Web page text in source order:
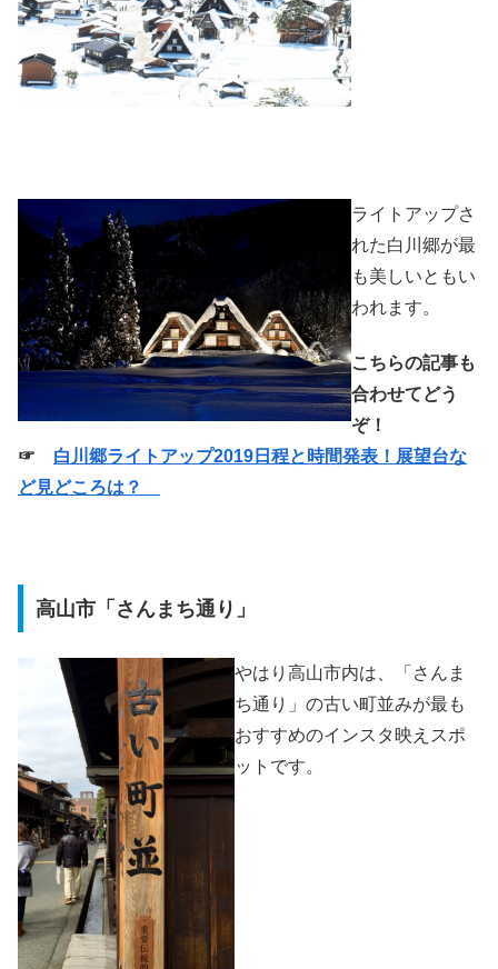
ライトアップさ
れた白川郷が最
も美しいともい
われます。
こちらの記事も
合わせてどう
ぞ！
☞ 白川郷ライトアップ2019日程と時間発表！展望台な
ど見どころは？
高山市「さんまち通り」
やはり高山市内は、「さんま
ち通り」の古い町並みが最も
おすすめのインスタ映えスポ
ットです。